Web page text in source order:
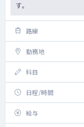
す。
路線
勤務地
科目
日程/時間
給与